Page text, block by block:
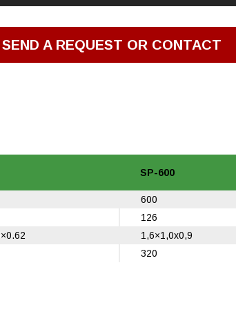
SEND A REQUEST OR CONTACT
SP-600
600
126
1,6×1,0x0,9
320